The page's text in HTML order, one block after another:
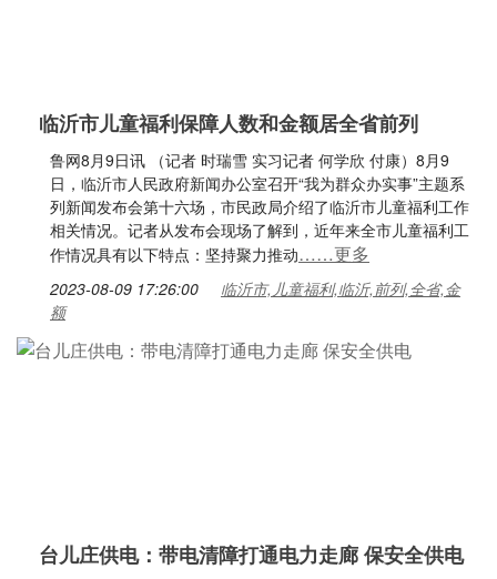
临沂市儿童福利保障人数和金额居全省前列
鲁网8月9日讯 （记者 时瑞雪 实习记者 何学欣 付康）8月9
日，临沂市人民政府新闻办公室召开“我为群众办实事”主题系
列新闻发布会第十六场，市民政局介绍了临沂市儿童福利工作
相关情况。记者从发布会现场了解到，近年来全市儿童福利工
作情况具有以下特点：坚持聚力推动……更多
2023-08-09 17:26:00
临沂市,儿童福利,临沂,前列,全省,金
额
台儿庄供电：带电清障打通电力走廊 保安全供电